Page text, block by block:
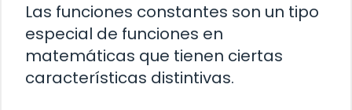
Las funciones constantes son un tipo
especial de funciones en
matemáticas que tienen ciertas
características distintivas.